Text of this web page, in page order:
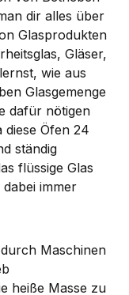
dir alles über
Glasprodukten
Gläser,
wie aus
Glasgemenge
dafür nötigen
diese Öfen 24
ständig
flüssige Glas
immer
Maschinen
heiße Masse zu